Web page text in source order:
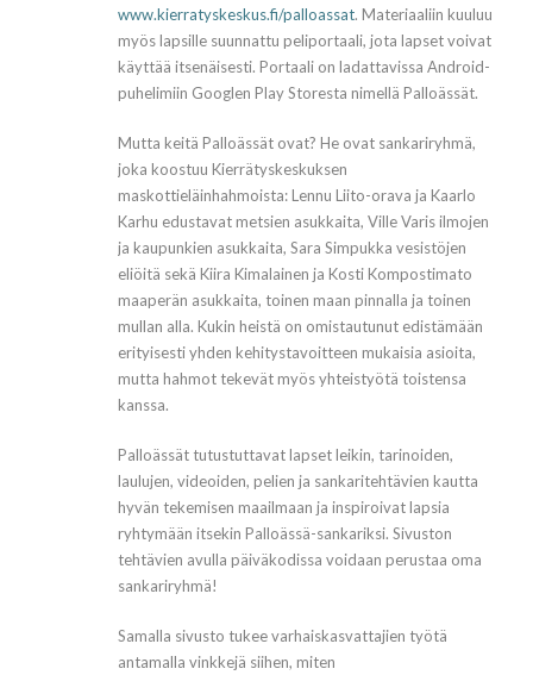
www.kierratyskeskus.fi/palloassat. Materiaaliin kuuluu
myös lapsille suunnattu peliportaali, jota lapset voivat
käyttää itsenäisesti. Portaali on ladattavissa Android-
puhelimiin Googlen Play Storesta nimellä Palloässät.
Mutta keitä Palloässät ovat? He ovat sankariryhmä,
joka koostuu Kierrätyskeskuksen
maskottieläinhahmoista: Lennu Liito-orava ja Kaarlo
Karhu edustavat metsien asukkaita, Ville Varis ilmojen
ja kaupunkien asukkaita, Sara Simpukka vesistöjen
eliöitä sekä Kiira Kimalainen ja Kosti Kompostimato
maaperän asukkaita, toinen maan pinnalla ja toinen
mullan alla. Kukin heistä on omistautunut edistämään
erityisesti yhden kehitystavoitteen mukaisia asioita,
mutta hahmot tekevät myös yhteistyötä toistensa
kanssa.
Palloässät tutustuttavat lapset leikin, tarinoiden,
laulujen, videoiden, pelien ja sankaritehtävien kautta
hyvän tekemisen maailmaan ja inspiroivat lapsia
ryhtymään itsekin Palloässä-sankariksi. Sivuston
tehtävien avulla päiväkodissa voidaan perustaa oma
sankariryhmä!
Samalla sivusto tukee varhaiskasvattajien työtä
antamalla vinkkejä siihen, miten